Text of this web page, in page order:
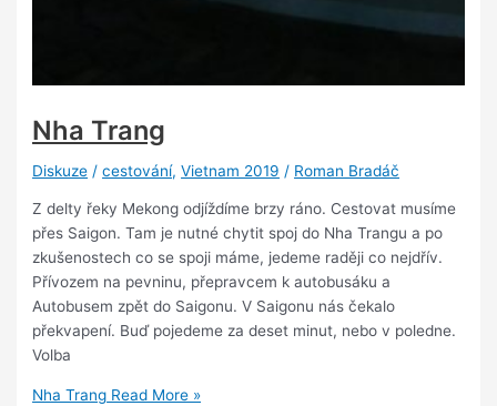
Nha Trang
Diskuze /cestování,Vietnam 2019 / Roman Bradáč
Z delty řeky Mekong odjíždíme brzy ráno. Cestovat musíme
přes Saigon. Tam je nutné chytit spoj do Nha Trangu a po
zkušenostech co se spoji máme, jedeme raději co nejdřív.
Přívozem na pevninu, přepravcem k autobusáku a
Autobusem zpět do Saigonu. V Saigonu nás čekalo
překvapení. Buď pojedeme za deset minut, nebo v poledne.
Volba
Nha Trang Read More »